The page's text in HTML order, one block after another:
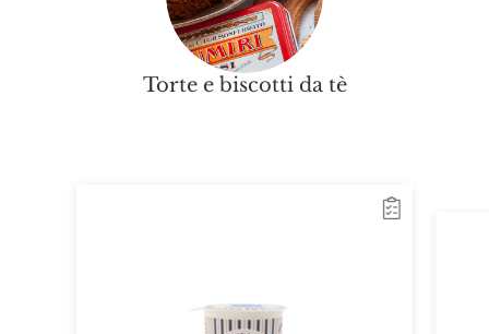
Torte e biscotti da tè